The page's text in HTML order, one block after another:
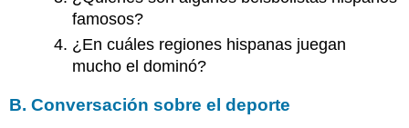
famosos?
¿En cuáles regiones hispanas juegan
mucho el dominó?
B. Conversación sobre el deporte